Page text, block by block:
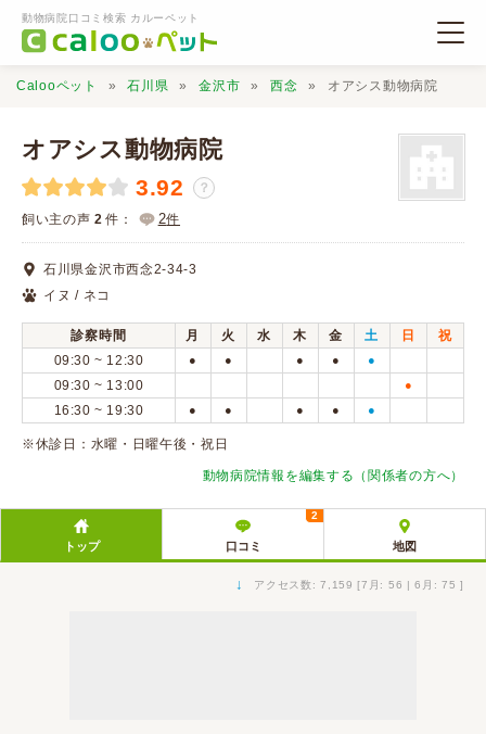
動物病院口コミ検索 カルーペット
動物病院検索
口コミ検索
Calooペットとは？
口コミ投稿
Calooペット 石川県 金沢市 西念 オアシス動物病院
オアシス動物病院
3.92 ？
飼い主の声 2 件： 2件
石川県金沢市西念2-34-3
イヌ / ネコ
診察時間 月 火 水 木 金 土 日
祝
09:30 ~ 12:30
● ● ● ● ●
09:30 ~ 13:00 ●
16:30 ~ 19:30 ● ● ● ● ●
※休診日：水曜・日曜午後・祝日
動物病院情報を編集する（関係者の方へ）
トップ 口コミ
2
地図
↓ アクセス数: 7,159 [7月: 56 | 6月: 75 ]